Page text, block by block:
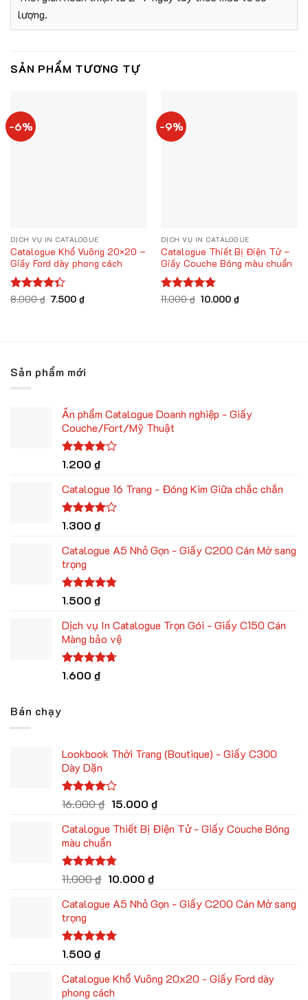
lượng.
SẢN PHẨM TƯƠNG TỰ
-6%
DỊCH VỤ IN CATALOGUE
Catalogue Khổ Vuông 20×20 –
Giấy Ford dày phong cách
Được xếp
8.000₫ Giá
7.500 ₫Giá
hiện
-9%
DỊCH VỤ IN CATALOGUE
Catalogue Thiết Bị Điện Tử –
Giấy Couche Bóng màu chuẩn
Được xếp
11.000₫ Giá
10.000 ₫Giá
hiện
Sản phẩm mới
Ấn phẩm Catalogue Doanh nghiệp - Giấy
Couche/Fort/Mỹ Thuật
Được
hạng
3.755
sao
1.200 ₫
Catalogue 16 Trang - Đóng Kim Giữa chắc chắn
Được
xếp hạng
4.00
5
sao
1.300 ₫
Catalogue A5 Nhỏ Gọn - Giấy C200 Cán Mờ sang
trọng
Được xếp
4.75
5 sao
1.500 ₫
Dịch vụ In Catalogue Trọn Gói - Giấy C150 Cán
Màng bảo vệ
Được xếp
4.67
1.600 ₫
Bán chạy
Lookbook Thời Trang (Boutique) - Giấy C300
Dày Dặn
Được
xếp hạng
4.00
5
sao
16.000₫ Giá
là:
16.000 ₫.
15.000 ₫Giá
tại
Catalogue Thiết Bị Điện Tử - Giấy Couche Bóng
màu chuẩn
Được xếp
4.75
5 sao
11.000₫ Giá
là:
10.000 ₫Giá
tại
Catalogue A5 Nhỏ Gọn - Giấy C200 Cán Mờ sang
trọng
Được xếp
4.75
5 sao
1.500 ₫
Catalogue Khổ Vuông 20x20 - Giấy Ford dày
phong cách